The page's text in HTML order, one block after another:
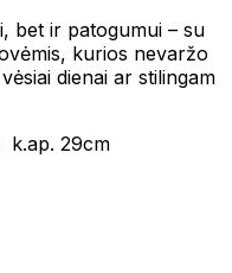
bet ir patogumui – su
kurios nevaržo
dienai ar stilingam
29cm